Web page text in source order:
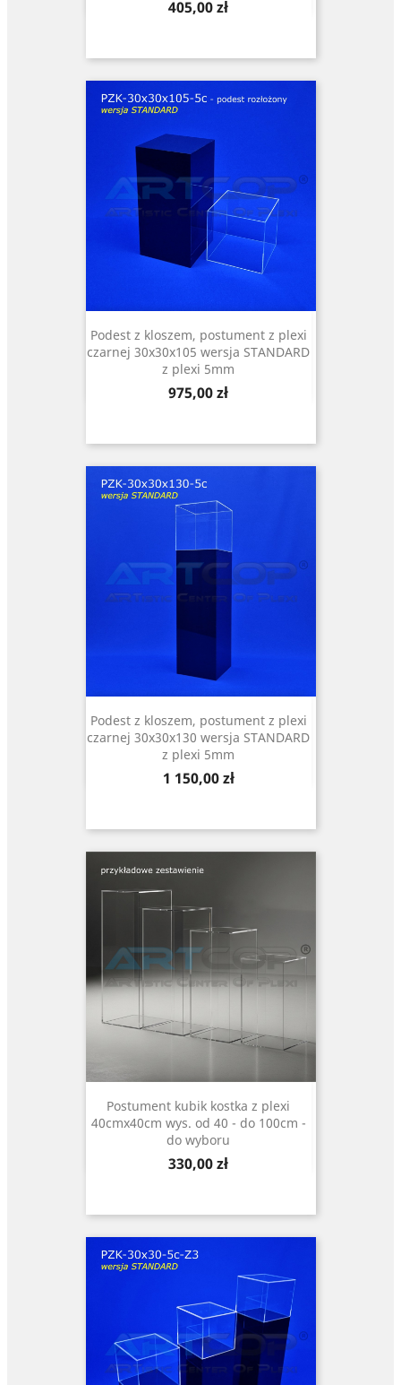
Cena
405,00 zł
Podest z kloszem, postument z plexi
czarnej 30x30x105 wersja STANDARD
z plexi 5mm
Cena
975,00 zł
Podest z kloszem, postument z plexi
czarnej 30x30x130 wersja STANDARD
z plexi 5mm
Cena
1 150,00 zł
Postument kubik kostka z plexi
40cmx40cm wys. od 40 - do 100cm -
do wyboru
Cena
330,00 zł